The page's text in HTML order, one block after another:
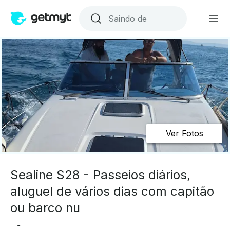
Ver Fotos
Sealine S28 - Passeios diários,
aluguel de vários dias com capitão
ou barco nu